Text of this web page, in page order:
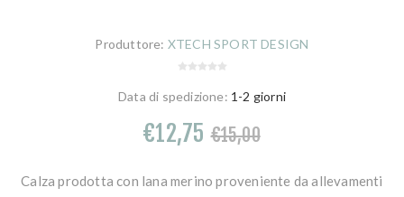
Produttore: XTECH SPORT DESIGN
Data di spedizione: 1-2 giorni
€12,75 €15,00
Calza prodotta con lana merino proveniente da allevamenti